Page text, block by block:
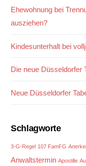
Ehewohnung bei
ausziehen?
Kindesunterhalt bei
Die neue Düsseldorfer
Neue Düsseldorfer
Schlagworte
3-G-Regel 107 FamFG
Anwaltstermin Apostille